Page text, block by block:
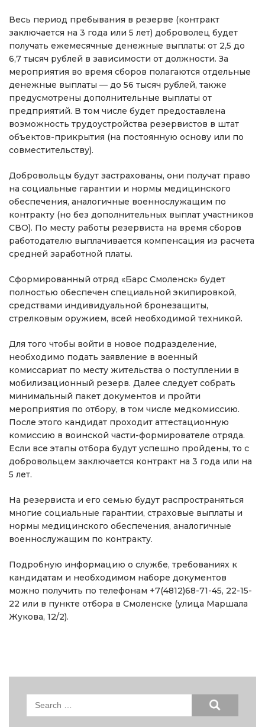
Весь период пребывания в резерве (контракт
заключается на 3 года или 5 лет) доброволец будет
получать ежемесячные денежные выплаты: от 2,5 до
6,7 тысяч рублей в зависимости от должности. За
мероприятия во время сборов полагаются отдельные
денежные выплаты — до 56 тысяч рублей, также
предусмотрены дополнительные выплаты от
предприятий. В том числе будет предоставлена
возможность трудоустройства резервистов в штат
объектов-прикрытия (на постоянную основу или по
совместительству).
Добровольцы будут застрахованы, они получат право
на социальные гарантии и нормы медицинского
обеспечения, аналогичные военнослужащим по
контракту (но без дополнительных выплат участников
СВО). По месту работы резервиста на время сборов
работодателю выплачивается компенсация из расчета
средней заработной платы.
Сформированный отряд «Барс Смоленск» будет
полностью обеспечен специальной экипировкой,
средствами индивидуальной бронезащиты,
стрелковым оружием, всей необходимой техникой.
Для того чтобы войти в новое подразделение,
необходимо подать заявление в военный
комиссариат по месту жительства о поступлении в
мобилизационный резерв. Далее следует собрать
минимальный пакет документов и пройти
мероприятия по отбору, в том числе медкомиссию.
После этого кандидат проходит аттестационную
комиссию в воинской части-формирователе отряда.
Если все этапы отбора будут успешно пройдены, то с
добровольцем заключается контракт на 3 года или на
5 лет.
На резервиста и его семью будут распространяться
многие социальные гарантии, страховые выплаты и
нормы медицинского обеспечения, аналогичные
военнослужащим по контракту.
Подробную информацию о службе, требованиях к
кандидатам и необходимом наборе документов
можно получить по телефонам +7(4812)68-71-45, 22-15-
22 или в пункте отбора в Смоленске (улица Маршала
Жукова, 12/2).
Search